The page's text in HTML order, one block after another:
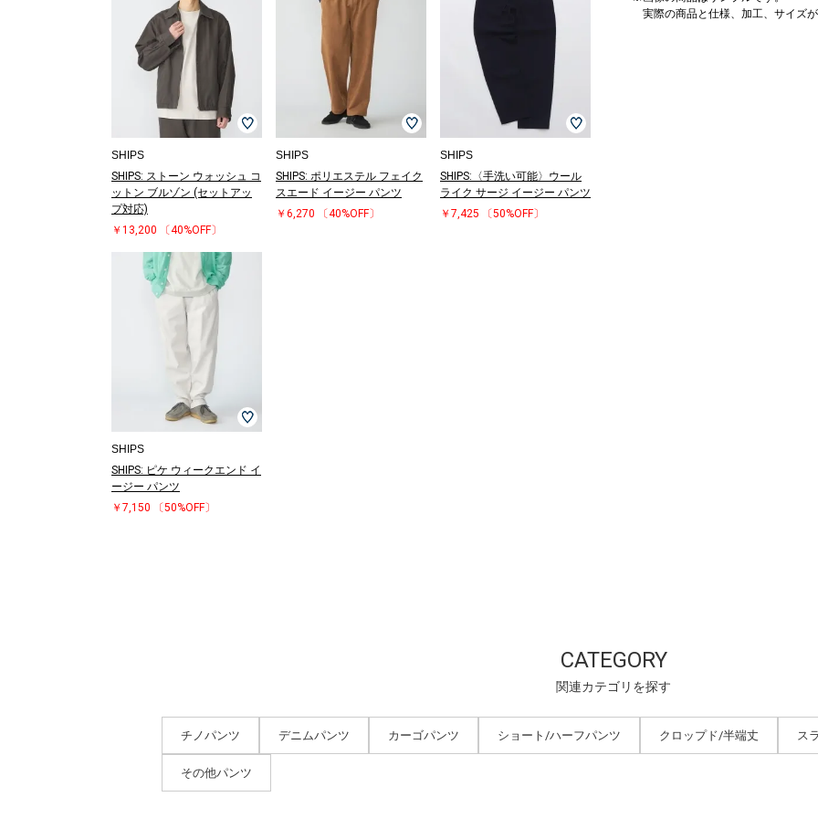
SHIPS
SHIPS: ストーン ウォッシュ コ
ットン ブルゾン (セットアッ
プ対応)
￥13,200
〔40%OFF〕
SHIPS
SHIPS: ポリエステル フェイク
スエード イージー パンツ
￥6,270
〔40%OFF〕
SHIPS
SHIPS:〈手洗い可能〉ウール
ライク サージ イージー パンツ
￥7,425
〔50%OFF〕
SHIPS
SHIPS: ピケ ウィークエンド イ
ージー パンツ
￥7,150
〔50%OFF〕
実際の商品と仕様、加工、サイズが
CATEGORY
関連カテゴリを探す
チノパンツ デニムパンツ カーゴパンツ ショート/ハーフパンツ クロップド/半端丈 ス
その他パンツ